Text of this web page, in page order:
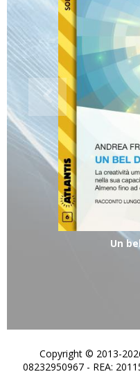
Un
Copyright © 2013-
08232950967 - REA: